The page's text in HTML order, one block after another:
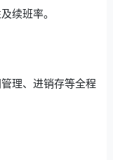
续班率。
理、进销存等全程